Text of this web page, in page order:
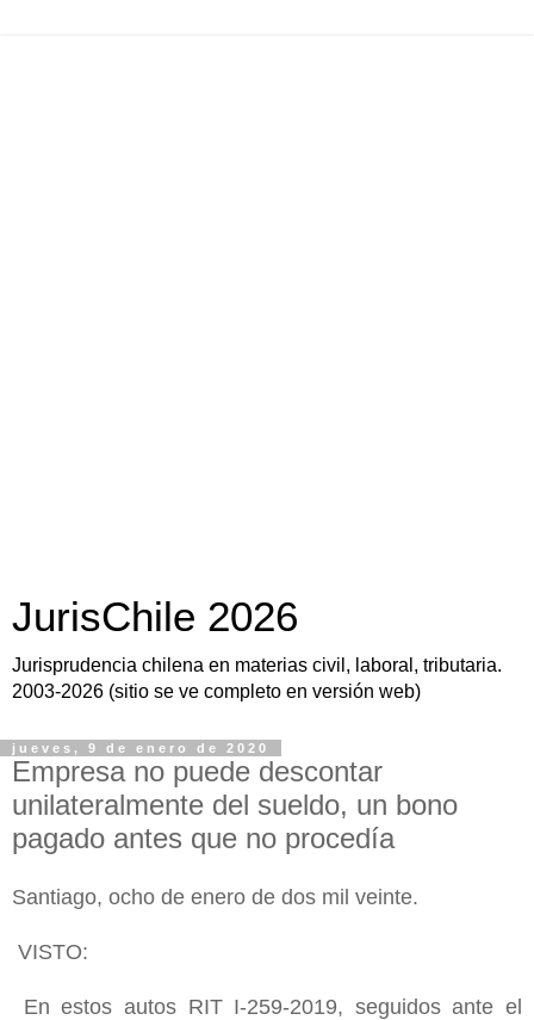
JurisChile 2026
Jurisprudencia chilena en materias civil, laboral, tributaria.
2003-2026 (sitio se ve completo en versión web)
jueves, 9 de enero de 2020
Empresa no puede descontar
unilateralmente del sueldo, un bono
pagado antes que no procedía
Santiago, ocho de enero de dos mil veinte.
VISTO:
En estos autos RIT I-259-2019, seguidos ante el